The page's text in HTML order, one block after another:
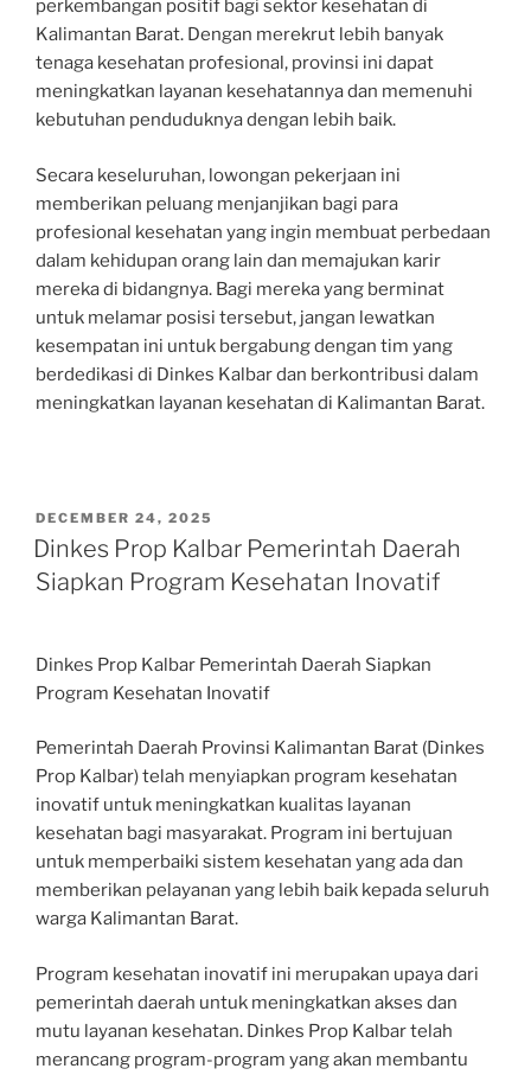
perkembangan positif bagi sektor kesehatan di
Kalimantan Barat. Dengan merekrut lebih banyak
tenaga kesehatan profesional, provinsi ini dapat
meningkatkan layanan kesehatannya dan memenuhi
kebutuhan penduduknya dengan lebih baik.
Secara keseluruhan, lowongan pekerjaan ini
memberikan peluang menjanjikan bagi para
profesional kesehatan yang ingin membuat perbedaan
dalam kehidupan orang lain dan memajukan karir
mereka di bidangnya. Bagi mereka yang berminat
untuk melamar posisi tersebut, jangan lewatkan
kesempatan ini untuk bergabung dengan tim yang
berdedikasi di Dinkes Kalbar dan berkontribusi dalam
meningkatkan layanan kesehatan di Kalimantan Barat.
POSTED
ON
DECEMBER 24, 2025
Dinkes Prop Kalbar Pemerintah Daerah
Siapkan Program Kesehatan Inovatif
Dinkes Prop Kalbar Pemerintah Daerah Siapkan
Program Kesehatan Inovatif
Pemerintah Daerah Provinsi Kalimantan Barat (Dinkes
Prop Kalbar) telah menyiapkan program kesehatan
inovatif untuk meningkatkan kualitas layanan
kesehatan bagi masyarakat. Program ini bertujuan
untuk memperbaiki sistem kesehatan yang ada dan
memberikan pelayanan yang lebih baik kepada seluruh
warga Kalimantan Barat.
Program kesehatan inovatif ini merupakan upaya dari
pemerintah daerah untuk meningkatkan akses dan
mutu layanan kesehatan. Dinkes Prop Kalbar telah
merancang program-program yang akan membantu